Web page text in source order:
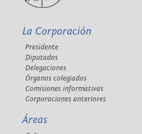
La Corporación
Presidente
Diputados
Delegaciones
Órganos colegiados
Comisiones informativas
Corporaciones anteriores
Áreas